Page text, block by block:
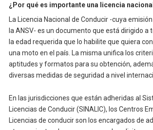
¿Por qué es importante una licencia
La Licencia Nacional de Conducir -cuya
la ANSV- es un documento que está dirigido a
la edad requerida que lo habilite que quiera
una moto en el país. La misma unifica los
aptitudes y formatos para su obtención,
diversas medidas de seguridad a nivel
En las jurisdicciones que están adheridas al
Licencias de Conducir (SINALIC), los Centros
Licencias de conducir son los encargados de